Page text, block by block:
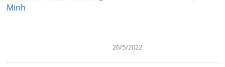
26/5/2022